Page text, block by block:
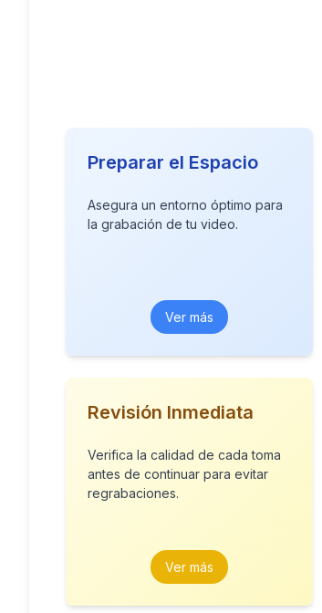
Preparar el Espacio
Asegura un entorno óptimo para
la grabación de tu video.
Ver más
Revisión Inmediata
Verifica la calidad de cada toma
antes de continuar para evitar
regrabaciones.
Ver más